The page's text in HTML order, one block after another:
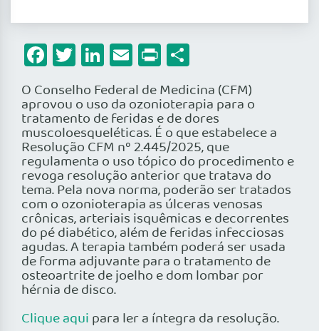
Facebook
Twitter
LinkedIn
Email
Print
O Conselho Federal de Medicina (CFM)
aprovou o uso da ozonioterapia para o
tratamento de feridas e de dores
muscoloesqueléticas. É o que estabelece a
Resolução CFM nº 2.445/2025, que
regulamenta o uso tópico do procedimento e
revoga resolução anterior que tratava do
tema. Pela nova norma, poderão ser tratados
com o ozonioterapia as úlceras venosas
crônicas, arteriais isquêmicas e decorrentes
do pé diabético, além de feridas infecciosas
agudas. A terapia também poderá ser usada
de forma adjuvante para o tratamento de
osteoartrite de joelho e dom lombar por
hérnia de disco.
Clique aqui para ler a íntegra da resolução.